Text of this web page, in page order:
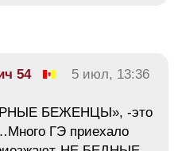
54
5 июл, 13:36
БЕЖЕНЦЫ», -это
ГЭ приехало